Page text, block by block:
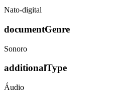
Nato-digital
documentGenre
Sonoro
additionalType
Áudio